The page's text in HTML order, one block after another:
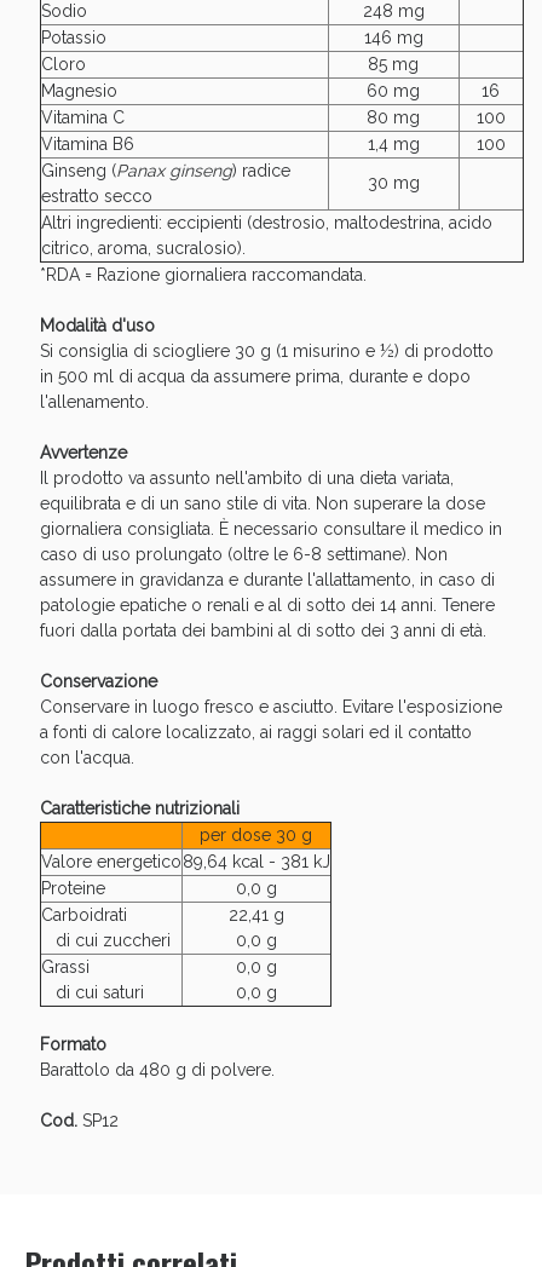
Sodio
248 mg
Potassio
146 mg
Cloro
85 mg
Magnesio
60 mg
16
Vitamina C
80 mg
100
Vitamina B6
1,4 mg
100
Ginseng (Panax ginseng) radice
estratto secco
30 mg
Altri ingredienti: eccipienti (destrosio, maltodestrina, acido
citrico, aroma, sucralosio).
*RDA = Razione giornaliera raccomandata.
Modalità d'uso
Si consiglia di sciogliere 30 g (1 misurino e ½) di prodotto
in 500 ml di acqua da assumere prima, durante e dopo
l'allenamento.
Avvertenze
Il prodotto va assunto nell'ambito di una dieta variata,
equilibrata e di un sano stile di vita. Non superare la dose
giornaliera consigliata. È necessario consultare il medico in
caso di uso prolungato (oltre le 6-8 settimane). Non
assumere in gravidanza e durante l'allattamento, in caso di
patologie epatiche o renali e al di sotto dei 14 anni. Tenere
fuori dalla portata dei bambini al di sotto dei 3 anni di età.
Conservazione
Conservare in luogo fresco e asciutto. Evitare l'esposizione
a fonti di calore localizzato, ai raggi solari ed il contatto
con l'acqua.
Caratteristiche nutrizionali
per dose 30 g
Valore energetico89,64 kcal - 381 kJ
Proteine
0,0 g
Carboidrati
di cui zuccheri
22,41 g
0,0 g
Grassi
di cui saturi
0,0 g
0,0 g
Formato
Barattolo da 480 g di polvere.
Cod.SP12
Sconto fino al 55% disponibile oggi!
Vie Urinarie e Prostata: Sconti fino al 45% oggi!